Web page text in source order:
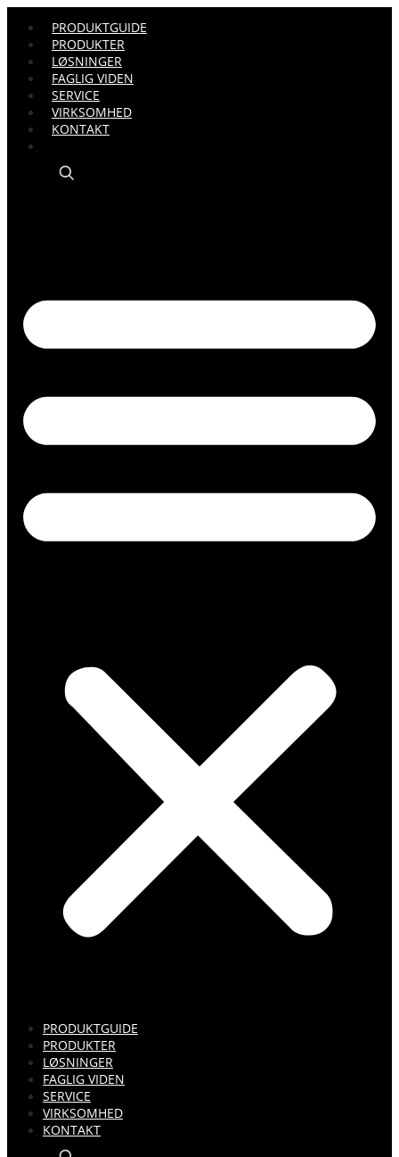
PRODUKTGUIDE
PRODUKTER
LØSNINGER
FAGLIG VIDEN
SERVICE
VIRKSOMHED
KONTAKT
PRODUKTGUIDE
PRODUKTER
LØSNINGER
FAGLIG VIDEN
SERVICE
VIRKSOMHED
KONTAKT